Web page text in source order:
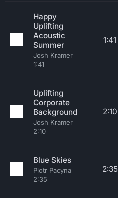
Happy
Uplifting
Acoustic
Summer
Josh Kramer
1:41
1:41
Uplifting
Corporate
Background
Josh Kramer
2:10
2:10
Blue Skies
Piotr Pacyna
2:35
2:35